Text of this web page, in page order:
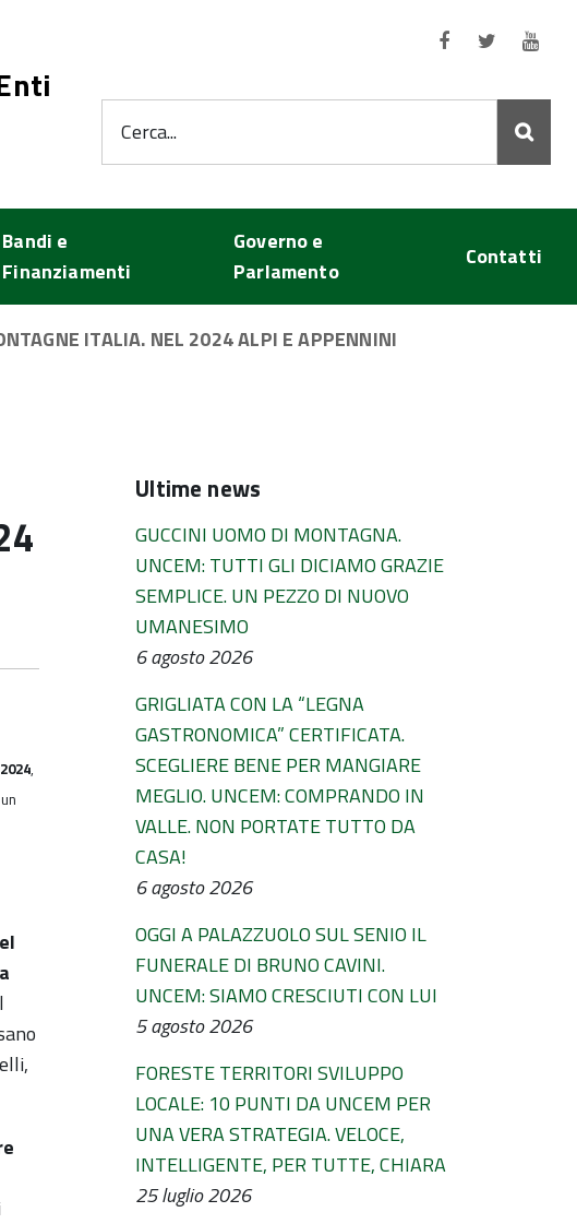
Cerca...
Bandi e
Finanziamenti
Governo e
Parlamento
Contatti
ITALIA. NEL 2024 ALPI E APPENNINI
,
Ultime news
GUCCINI UOMO DI MONTAGNA.
UNCEM: TUTTI GLI DICIAMO GRAZIE
SEMPLICE. UN PEZZO DI NUOVO
UMANESIMO
6 agosto 2026
GRIGLIATA CON LA “LEGNA
GASTRONOMICA” CERTIFICATA.
SCEGLIERE BENE PER MANGIARE
MEGLIO. UNCEM: COMPRANDO IN
VALLE. NON PORTATE TUTTO DA
CASA!
6 agosto 2026
OGGI A PALAZZUOLO SUL SENIO IL
FUNERALE DI BRUNO CAVINI.
UNCEM: SIAMO CRESCIUTI CON LUI
5 agosto 2026
FORESTE TERRITORI SVILUPPO
LOCALE: 10 PUNTI DA UNCEM PER
UNA VERA STRATEGIA. VELOCE,
INTELLIGENTE, PER TUTTE, CHIARA
25 luglio 2026